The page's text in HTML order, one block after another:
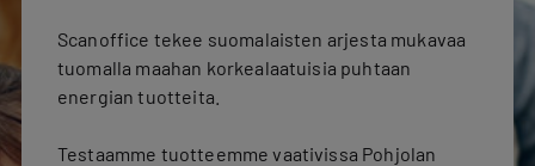
Scanoffice tekee suomalaisten arjesta mukavaa
tuomalla maahan korkealaatuisia puhtaan
energian tuotteita.
Testaamme tuotteemme vaativissa Pohjolan